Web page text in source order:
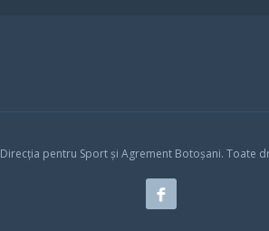
Direcția pentru Sport și Agrement Botoșani. Toate